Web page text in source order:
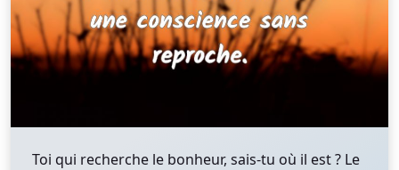
Toi qui recherche le bonheur, sais-tu où il est ? Le